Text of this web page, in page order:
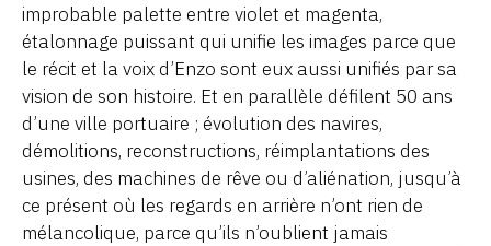
improbable palette entre violet et magenta,
étalonnage puissant qui unifie les images parce que
le récit et la voix d’Enzo sont eux aussi unifiés par sa
vision de son histoire. Et en parallèle défilent 50 ans
d’une ville portuaire ; évolution des navires,
démolitions, reconstructions, réimplantations des
usines, des machines de rêve ou d’aliénation, jusqu’à
ce présent où les regards en arrière n’ont rien de
mélancolique, parce qu’ils n’oublient jamais